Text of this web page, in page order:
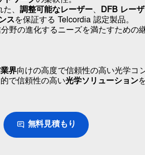
た、調整可能なレーザー、 DFB レー
スを保証する Telcordia 認定製品。
野の進化するニーズを満たすための
界向けの高度で信頼性の高い光学コ
で信頼性の高い光学ソリューション
無料見積もり